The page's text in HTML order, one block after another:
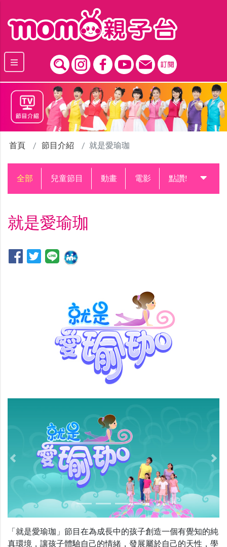
首頁 節目介紹 就是愛瑜珈
全部 兒童節目 動畫 電影 點讚!升級中
就是愛瑜珈
Previous
「就是愛瑜珈」節目在為成長中的孩子創造一個有覺知的純
真環境，讓孩子體驗自己的情緒，發展屬於自己的天性，學